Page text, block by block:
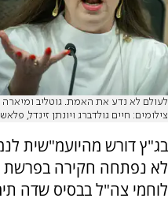
לעולם לא נדע את האמת. גוטליב ומיארה
צילומים: חיים גולדברג ויונתן זינדל, פלאש 90
לא נפתחה חקירה בפרשת
לוחמי צה"ל בבסיס שדה